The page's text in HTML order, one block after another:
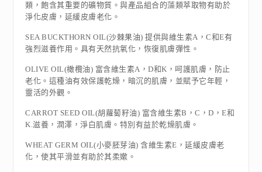
類，飽含其重要的礦物質。與產品組合的藻類萃取物有助於
淨化皮膚，延緩皮膚老化。
SEA BUCKTHORN OIL(沙棘果油) 提供與維生素A，C和E有
強烈滋養作用。具有天然抗氧化，恢復肌膚彈性。
OLIVE OIL(橄欖油) 富含維生素A，D和K，呵護肌膚，防止
老化。這種油有效保護乾燥，暗沉的肌膚，並賦予它年輕，
靈活的外觀。
CARROT SEED OIL(胡蘿蔔籽油) 富含維生素B，C，D，E和
K.滋養，潤澤，淨白肌膚。特別有益於乾燥肌膚。
WHEAT GERM OIL(小麥胚芽油) 含維生素E，延緩皮膚老
化，使其平滑並有助於其柔嫰。